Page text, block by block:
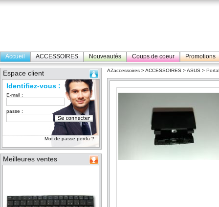
Accueil ACCESSOIRES Nouveautés Coups de coeur Promotions
Espace client
Identifiez-vous :
E-mail :
passe :
Mot de passe perdu ?
Meilleures ventes
AZaccessoires >ACCESSOIRES >ASUS >